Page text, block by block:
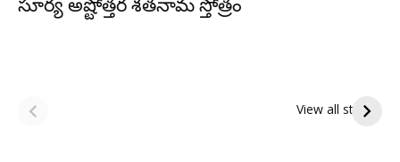
సూర్య అష్టోత్తర శతనామ స్తోత్రం
View all stories
పితృదేవతల ఆశీర్వాదం
ఇంద్రకీలాద్రి గిరి ప్రదక్షిణ